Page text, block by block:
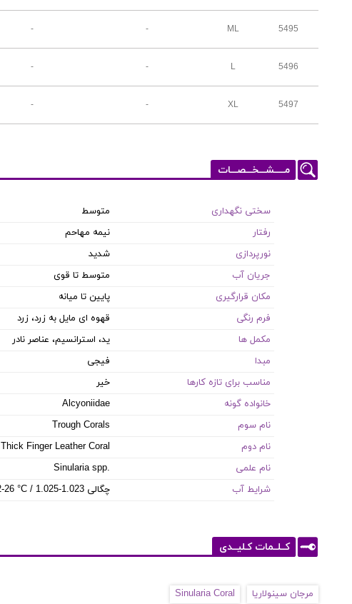
5495
ML
-
-
5496
L
-
-
5497
XL
-
-
مـــــشـــخـــصـــات
سختی نگهداری
متوسط
رفتار
نیمه مهاحم
نورپردازی
شدید
جریان آب
متوسط تا قوی
مکان قرارگیری
پایین تا میانه
فرم رنگی
قهوه ای مایل به زرد، زرد
مکمل ها
ید، استرانسیم، عناصر نادر
مبدا
فیجی
مناسب برای تازه کارها
خیر
خانواده گونه
Alcyoniidae
نام سوم
Trough Corals
نام دوم
Thick Finger Leather Coral
نام علمی
Sinularia spp.
شرایط آب
8.1-8.4 PH / 8-12 dKH / 22-26 °C / چگالی 1.023-1.025
کــلــمات کـلیــدی
مرجان سینولاریا Sinularia Coral